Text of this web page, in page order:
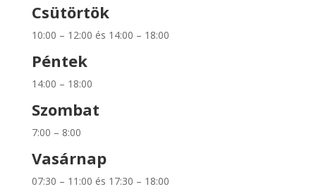
Csütörtök
10:00 – 12:00 és 14:00 – 18:00
Péntek
14:00 – 18:00
Szombat
7:00 – 8:00
Vasárnap
07:30 – 11:00 és 17:30 – 18:00